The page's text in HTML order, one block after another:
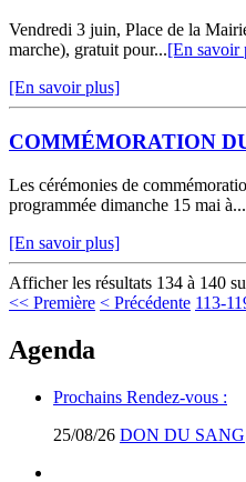
Vendredi 3 juin, Place de la
marche), gratuit pour...[En savoir
[En savoir plus]
COMMÉMORATION
Les cérémonies de
programmée dimanche 15 mai à...
[En savoir plus]
Afficher les résultats 134 à 140
<< Première < Précédente 113-
Agenda
Prochains Rendez-vous :
25/08/26 DON DU SANG